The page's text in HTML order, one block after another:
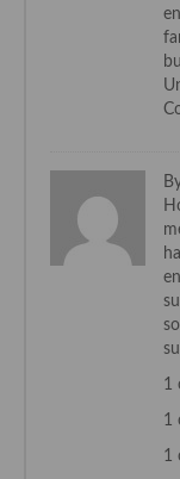
Cocina Extremeña
Cocina Gallega
Cocina Madrileña
Cocina Murciana
Cocina Valenciana
1
1
1